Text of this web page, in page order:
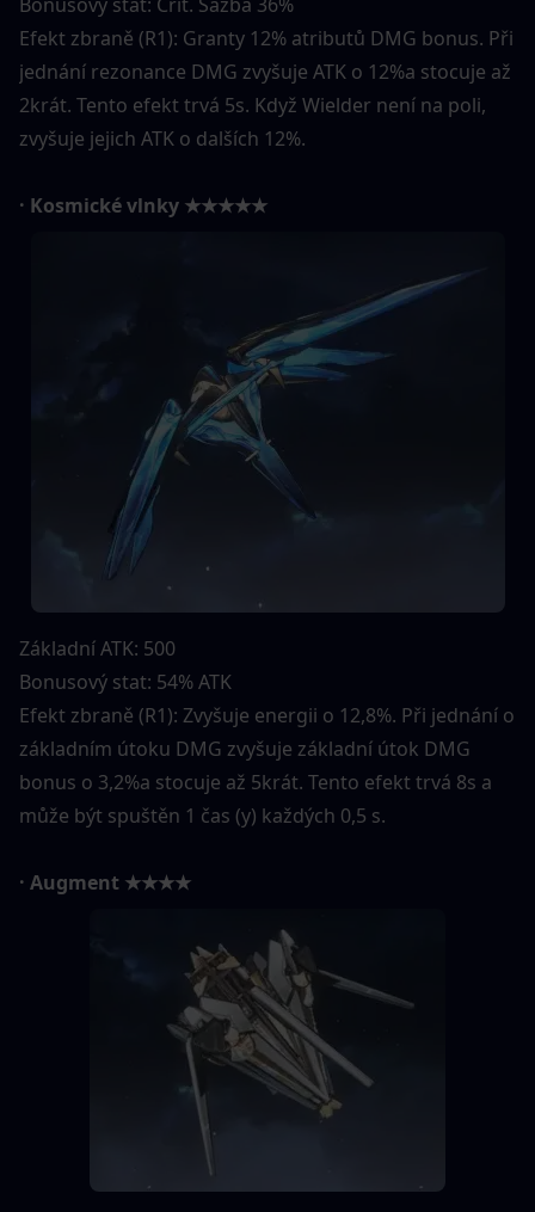
Efekt zbraně (R1): Granty 12% atributů DMG bonus. Při
jednání rezonance DMG zvyšuje ATK o 12%a stocuje až
2krát. Tento efekt trvá 5s. Když Wielder není na poli,
zvyšuje jejich ATK o dalších 12%.
· Kosmické vlnky ★★★★★
Základní ATK: 500
Bonusový stat: 54% ATK
Efekt zbraně (R1): Zvyšuje energii o 12,8%. Při jednání o
základním útoku DMG zvyšuje základní útok DMG
bonus o 3,2%a stocuje až 5krát. Tento efekt trvá 8s a
může být spuštěn 1 čas (y) každých 0,5 s.
· Augment ★★★★